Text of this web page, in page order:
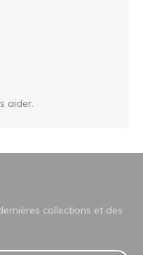
aider.
collections et des